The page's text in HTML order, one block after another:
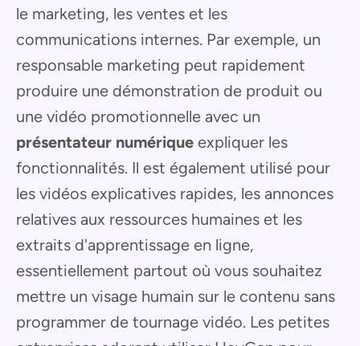
le marketing, les ventes et les
communications internes. Par exemple, un
responsable marketing peut rapidement
produire une démonstration de produit ou
une vidéo promotionnelle avec un
présentateur numérique expliquer les
fonctionnalités. Il est également utilisé pour
les vidéos explicatives rapides, les annonces
relatives aux ressources humaines et les
extraits d'apprentissage en ligne,
essentiellement partout où vous souhaitez
mettre un visage humain sur le contenu sans
programmer de tournage vidéo. Les petites